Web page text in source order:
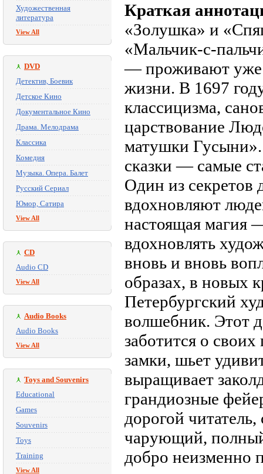
Художественная
литература
View All
DVD
Детектив, Боевик
Детское Кино
Документальное Кино
Драма. Мелодрама
Классика
Комедия
Музыка. Опера. Балет
Русский Сериал
Юмор, Сатира
View All
CD
Audio CD
View All
Audio Books
Audio Books
View All
Toys and Souvenirs
Educational
Games
Souvenirs
Toys
Training
View All
Краткая
«Золушка» и
«Мальчик-с-
— проживают уже
жизни. В 1697
классицизма,
царствование
матушки
сказки — самые
Один из секретов
вдохновляют
настоящая магия
вдохновлять
вновь и вновь
образах, в новых
Петербургский
волшебник. Этот
заботится о
замки, шьет
выращивает
грандиозные
дорогой
чарующий,
добро неизменно